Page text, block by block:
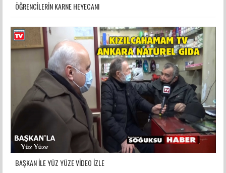
ÖĞRENCİLERİN KARNE HEYECANI
BAŞKAN İLE YÜZ YÜZE VİDEO İZLE